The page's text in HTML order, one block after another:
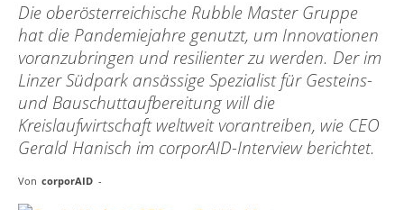
Die oberösterreichische Rubble Master Gruppe
hat die Pandemiejahre genutzt, um Innovationen
voranzubringen und resilienter zu werden. Der im
Linzer Südpark ansässige Spezialist für Gesteins-
und Bauschuttaufbereitung will die
Kreislaufwirtschaft weltweit vorantreiben, wie CEO
Gerald Hanisch im corporAID-Interview berichtet.
Von corporAID -